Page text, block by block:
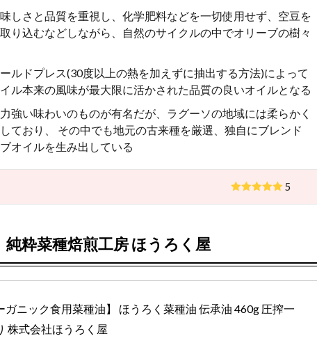
しさと品質を重視し、化学肥料などを一切使用せず、空豆を
り込むなどしながら、自然のサイクルの中でオリーブの樹々
ルドプレス(30度以上の熱を加えずに抽出する方法)によって
ル本来の風味が最大限に活かされた品質の良いオイルとなる
強い味わいのものが有名だが、ラグーソの地域には柔らかく
ており、
その中でも地元の古来種を厳選、独自にブレンド
オイルを生み出している
5
純粋菜種焙煎工房ほうろく屋
ガニック食用菜種油】 ほうろく菜種油 伝承油 460g 圧搾一
株式会社ほうろく屋